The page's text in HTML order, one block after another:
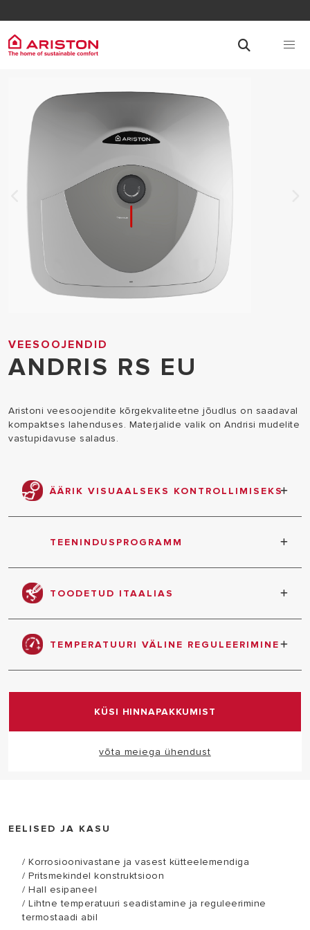
VEESOOJENDID
ANDRIS RS EU
Aristoni veesoojendite kõrgekvaliteetne jõudlus on saadaval
kompaktses lahenduses. Materjalide valik on Andrisi mudelite
vastupidavuse saladus.
ÄÄRIK VISUAALSEKS KONTROLLIMISEKS
suur äärik hoolduse hõlbustamiseks.
TEENINDUSPROGRAMM
3-aastane garantii.
TOODETUD ITAALIAS
täielikult Itaalias valmistatud toode.
TEMPERATUURI VÄLINE REGULEERIMINE
kasutaja saab valida oma vajadustele kõige
KÜSI HINNAPAKKUMIST
võta meiega ühendust
EELISED JA KASU
/ Korrosioonivastane ja vasest kütteelemendiga
/ Pritsmekindel konstruktsioon
/ Hall esipaneel
/ Lihtne temperatuuri seadistamine ja reguleerimine
termostaadi abil